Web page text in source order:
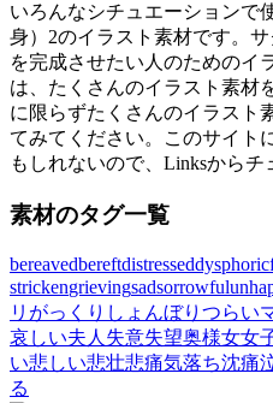
いろんなシチュエーションで
身）2のイラスト素材です。
を完成させたい人のためのイ
は、たくさんのイラスト素材
に限らずたくさんのイラスト
てみてください。このサイト
もしれないので、Linksからチ
素材のタグ一覧
bereavedbereftdistresseddysphoric
strickengrievingsadsorrowful
リ がっくり しょんぼり つらい
哀しい夫人 失意失望奥様女女
い悲しい悲壮悲痛気落ち沈痛
る